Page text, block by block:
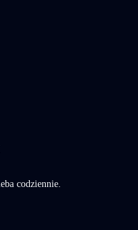
codziennie.